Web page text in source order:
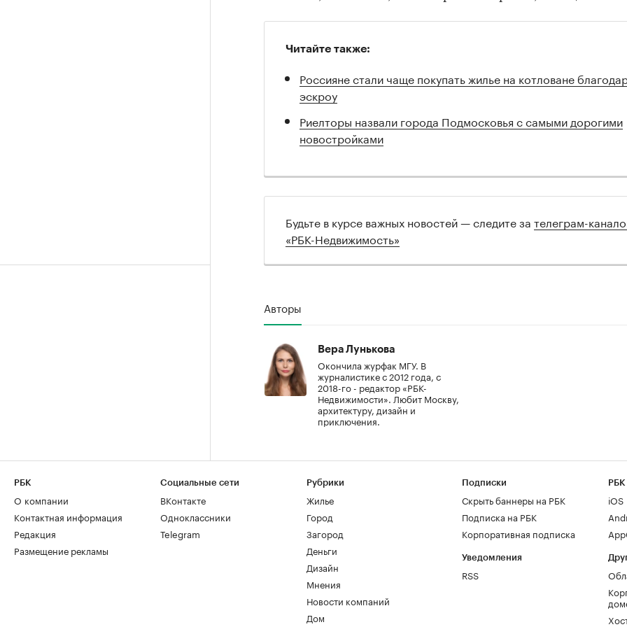
Читайте также:
Россияне стали чаще покупать жилье на котловане
эскроу
Риелторы назвали города Подмосковья с самыми дорогими
новостройками
Будьте в курсе важных новостей — следите за телеграм-
«РБК-Недвижимость»
Авторы
Вера Лунькова
Окончила журфак МГУ. В
журналистике с 2012 года, с
2018-го - редактор «РБК-
Недвижимости». Любит Москву,
архитектуру, дизайн и
приключения.
РБК
О компании
Контактная информация
Редакция
Размещение рекламы
Социальные сети
ВКонтакте
Одноклассники
Telegram
Рубрики
Жилье
Город
Загород
Деньги
Дизайн
Мнения
Новости компаний
Дом
Подписки
Скрыть баннеры на РБК
Подписка на РБК
Корпоративная подписка
Уведомления
RSS
РБК
iOS